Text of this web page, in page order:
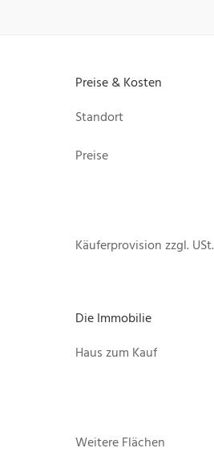
Preise & Kosten
Standort
Preise
Käuferprovision zzgl. USt.
Die Immobilie
Haus zum Kauf
Weitere Flächen